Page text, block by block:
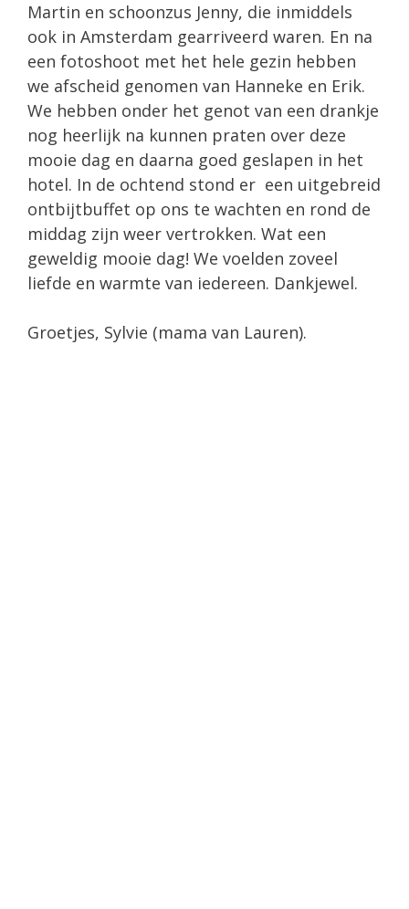
Martin en schoonzus Jenny, die inmiddels
ook in Amsterdam gearriveerd waren. En na
een fotoshoot met het hele gezin hebben
we afscheid genomen van Hanneke en Erik.
We hebben onder het genot van een drankje
nog heerlijk na kunnen praten over deze
mooie dag en daarna goed geslapen in het
hotel. In de ochtend stond er een uitgebreid
ontbijtbuffet op ons te wachten en rond de
middag zijn weer vertrokken. Wat een
geweldig mooie dag! We voelden zoveel
liefde en warmte van iedereen. Dankjewel.
Groetjes, Sylvie (mama van Lauren).